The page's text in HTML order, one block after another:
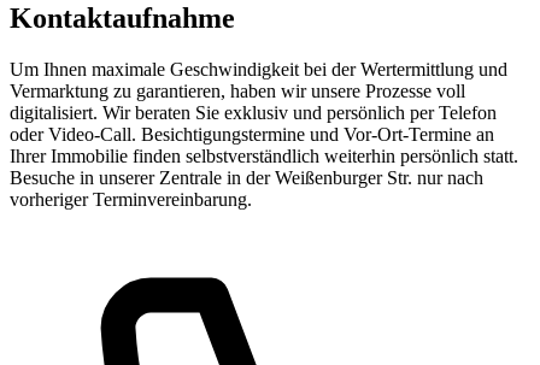
Kontaktaufnahme
Um Ihnen maximale Geschwindigkeit bei der Wertermittlung und
Vermarktung zu garantieren, haben wir unsere Prozesse voll
digitalisiert. Wir beraten Sie exklusiv und persönlich per Telefon
oder Video-Call. Besichtigungstermine und Vor-Ort-Termine an
Ihrer Immobilie finden selbstverständlich weiterhin persönlich statt.
Besuche in unserer Zentrale in der Weißenburger Str. nur nach
vorheriger Terminvereinbarung.